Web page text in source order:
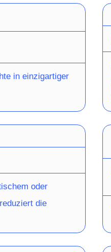
in einzigartiger
oder
die